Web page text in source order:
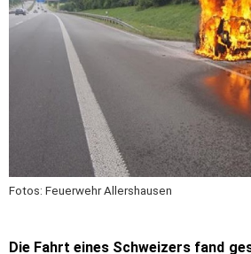
Fotos: Feuerwehr Allershausen
Die Fahrt eines Schweizers fand